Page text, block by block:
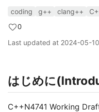
coding g++ clang++
0
Last updated at 2024-05-10
はじめに
C++N4741 Working